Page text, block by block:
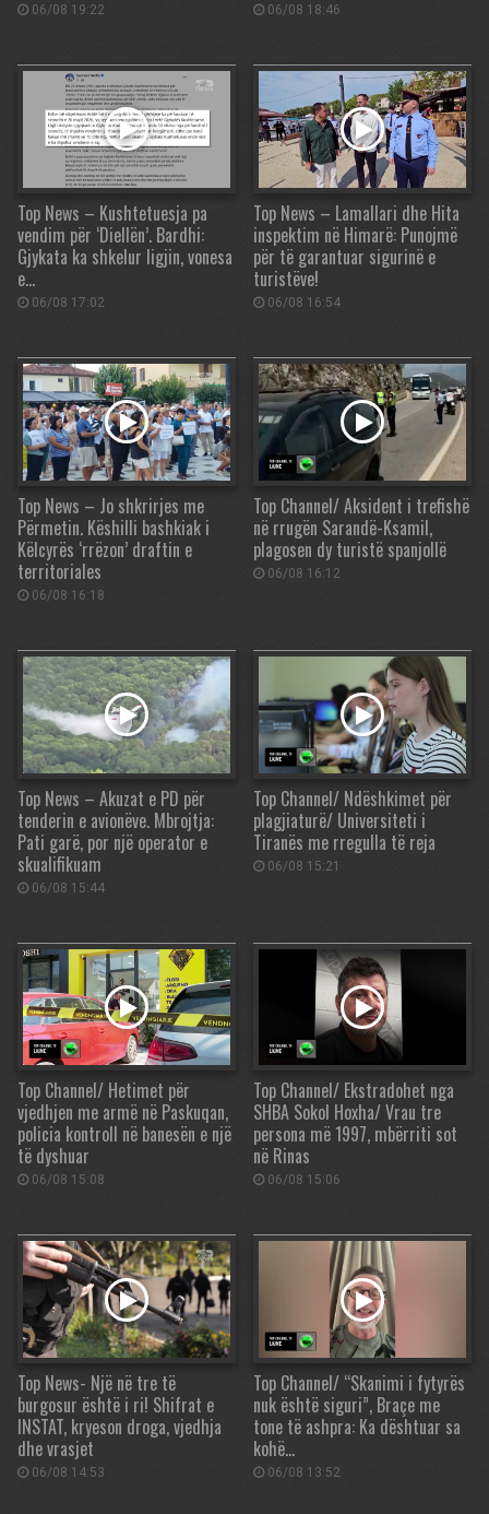
06/08 19:22 06/08 18:46
Top News – Kushtetuesja pa
vendim për ‘Diellën’. Bardhi:
Gjykata ka shkelur ligjin, vonesa
e…
06/08 17:02
Top News – Lamallari dhe Hita
inspektim në Himarë: Punojmë
për të garantuar sigurinë e
turistëve!
06/08 16:54
Top News – Jo shkrirjes me
Përmetin. Këshilli bashkiak i
Këlcyrës ‘rrëzon’ draftin e
territoriales
06/08 16:18
Top Channel/ Aksident i trefishë
në rrugën Sarandë-Ksamil,
plagosen dy turistë spanjollë
06/08 16:12
Top News – Akuzat e PD për
tenderin e avionëve. Mbrojtja:
Pati garë, por një operator e
skualifikuam
06/08 15:44
Top Channel/ Ndëshkimet për
plagjiaturë/ Universiteti i
Tiranës me rregulla të reja
06/08 15:21
Top Channel/ Hetimet për
vjedhjen me armë në Paskuqan,
policia kontroll në banesën e një
të dyshuar
06/08 15:08
Top Channel/ Ekstradohet nga
SHBA Sokol Hoxha/ Vrau tre
persona më 1997, mbërriti sot
në Rinas
06/08 15:06
Top News- Një në tre të
burgosur është i ri! Shifrat e
INSTAT, kryeson droga, vjedhja
dhe vrasjet
06/08 14:53
Top Channel/ “Skanimi i fytyrës
nuk është siguri”, Braçe me
tone të ashpra: Ka dështuar sa
kohë…
06/08 13:52